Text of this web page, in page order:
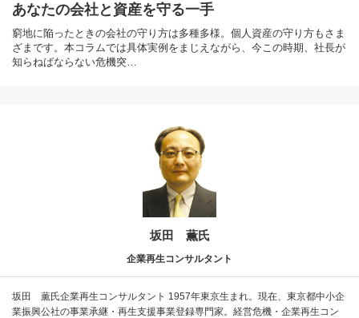
あなたの会社と資産を守る一手
窮地に陥ったときの会社の守り方は多種多様。個人資産の守り方もさま
ざまです。本コラムでは具体実例をまじえながら、今この時期、社長が
知らねばならない危機突…
坂田 薫氏
企業再生コンサルタント
坂田 薫氏企業再生コンサルタント 1957年東京生まれ。現在、東京都中小企
業振興公社の事業承継・再生支援事業登録専門家。経営危機・企業再生コン